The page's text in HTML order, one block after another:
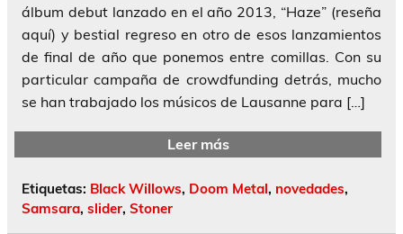
álbum debut lanzado en el año 2013, “Haze” (reseña
aquí) y bestial regreso en otro de esos lanzamientos
de final de año que ponemos entre comillas. Con su
particular campaña de crowdfunding detrás, mucho
se han trabajado los músicos de Lausanne para […]
Leer más
Etiquetas: Black Willows, Doom Metal, novedades,
Samsara, slider, Stoner